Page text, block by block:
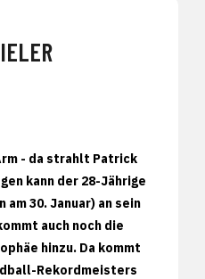
- da strahlt Patrick
kann der 28-Jährige
30. Januar) an sein
auch noch die
hinzu. Da kommt
Rekordmeisters